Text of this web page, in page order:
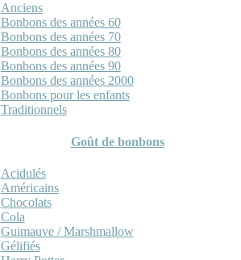
Anciens
Bonbons des années 60
Bonbons des années 70
Bonbons des années 80
Bonbons des années 90
Bonbons des années 2000
Bonbons pour les enfants
Traditionnels
Goût de bonbons
Acidulés
Américains
Chocolats
Cola
Guimauve / Marshmallow
Gélifiés